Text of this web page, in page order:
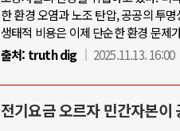
한 환경 오염과 노조 탄압, 공공의 투
생태적 비용은 이제 단순한 환경 문제
출처: truth dig 2025.11.13. 16:00
전기요금 오르자 민간자본